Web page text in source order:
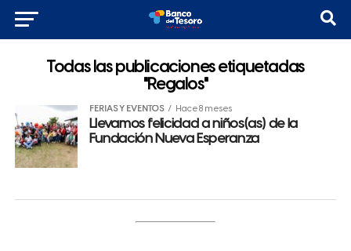
Todas las publicaciones etiquetadas
"Regalos"
FERIAS Y EVENTOS Hace 8 meses
Llevamos felicidad a niños(as) de la
Fundación Nueva Esperanza